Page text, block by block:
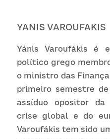
YANIS VAROUFAKIS
Yánis Varoufákis é
político grego
o ministro das
primeiro semestre
assíduo opositor da
crise global e do
Varoufákis tem sido